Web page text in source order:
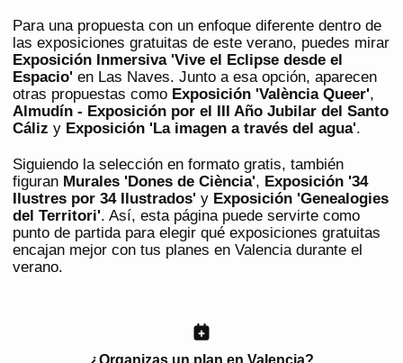
Para una propuesta con un enfoque diferente dentro de
las exposiciones gratuitas de este verano, puedes mirar
Exposición Inmersiva 'Vive el Eclipse desde el
Espacio' en Las Naves. Junto a esa opción, aparecen
otras propuestas como Exposición 'València Queer',
Almudín - Exposición por el III Año Jubilar del Santo
Cáliz y Exposición 'La imagen a través del agua'.
Siguiendo la selección en formato gratis, también
figuran Murales 'Dones de Ciència', Exposición '34
Ilustres por 34 Ilustrados' y Exposición 'Genealogies
del Territori'. Así, esta página puede servirte como
punto de partida para elegir qué exposiciones gratuitas
encajan mejor con tus planes en Valencia durante el
verano.
¿Organizas un plan en Valencia?